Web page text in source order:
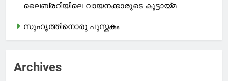
ലൈബ്രറിയിലെ വായനക്കാരുടെ കൂട്ടായ്മ
സുഹൃത്തിനൊരു പുസ്തകം
Archives